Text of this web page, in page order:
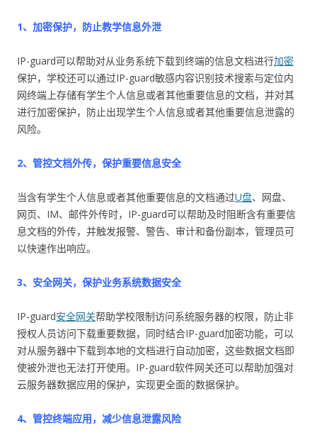
1、加密保护，防止教学信息外泄
IP-guard可以帮助对从业务系统下载到终端的信息文档进行加密
保护，学校还可以通过IP-guard敏感内容识别技术搜索与定位内
网终端上存储有学生个人信息或者其他重要信息的文档，并对其
进行加密保护，防止出现学生个人信息或者其他重要信息泄露的
风险。
2、管控文档外传，保护重要信息安全
当含有学生个人信息或者其他重要信息的文档通过U盘、网盘、
网页、IM、邮件外传时，IP-guard可以帮助及时阻断含有重要信
息文档的外传，并触发报警、警告、审计和备份副本，管理员可
以快速作出响应。
3、安全网关，保护业务系统数据安全
IP-guard安全网关帮助学校限制访问系统服务器的权限，防止非
授权人员访问下载重要数据，同时结合IP-guard加密功能，可以
对从服务器中下载到本地的文档进行自动加密，这些数据文档即
使被外泄也无法打开使用。IP-guard软件网关还可以帮助加强对
云服务器数据应用的保护，实现更全面的数据保护。
4、管控终端应用，减少信息泄露风险